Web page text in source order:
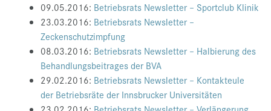
09.05.2016: Betriebsrats Newsletter – Sportclub Klinik
23.03.2016: Betriebsrats Newsletter –
Zeckenschutzimpfung
08.03.2016: Betriebsrats Newsletter – Halbierung des
Behandlungsbeitrages der BVA
29.02.2016: Betriebsrats Newsletter – Kontakteule
der Betriebsräte der Innsbrucker Universitäten